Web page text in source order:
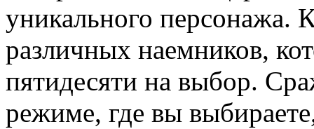
уникального персонажа.
различных наемников,
пятидесяти на выбор.
режиме, где вы